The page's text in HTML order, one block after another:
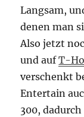
Langsam,
denen man
Also jetzt
und aufT-
verschenkt
Entertain
300,